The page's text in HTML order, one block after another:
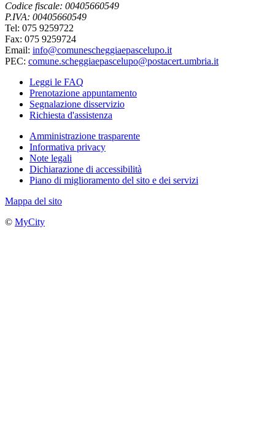
Codice fiscale: 00405660549
P.IVA: 00405660549
Tel: 075 9259722
Fax: 075 9259724
Email: info@comunescheggiaepascelupo.it
PEC: comune.scheggiaepascelupo@postacert.umbria.it
Leggi le FAQ
Prenotazione appuntamento
Segnalazione disservizio
Richiesta d'assistenza
Amministrazione trasparente
Informativa privacy
Note legali
Dichiarazione di accessibilità
Piano di miglioramento del sito e dei servizi
Mappa del sito
© MyCity